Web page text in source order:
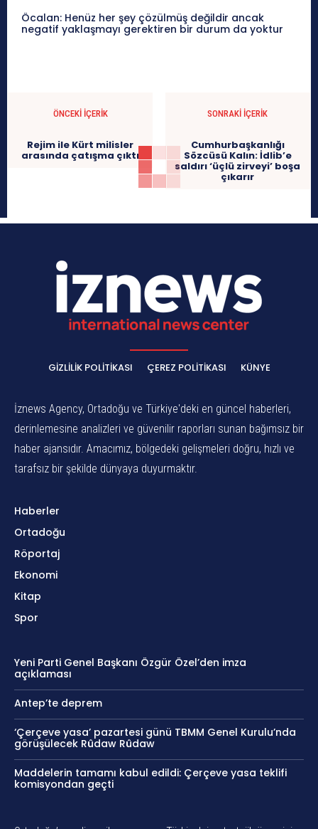
Öcalan: Henüz her şey çözülmüş değildir ancak
negatif yaklaşmayı gerektiren bir durum da yoktur
ÖNCEKI İÇERIK
Rejim ile Kürt milisler
arasında çatışma çıktı
SONRAKI İÇERIK
Cumhurbaşkanlığı
Sözcüsü Kalın: İdlib’e
saldırı ‘üçlü zirveyi’ boşa
çıkarır
GIZLILIK POLITIKASI ÇEREZ POLITIKASI KÜNYE
İznews Agency, Ortadoğu ve Türkiye'deki en güncel haberleri,
derinlemesine analizleri ve güvenilir raporları sunan bağımsız bir
haber ajansıdır. Amacımız, bölgedeki gelişmeleri doğru, hızlı ve
tarafsız bir şekilde dünyaya duyurmaktır.
Haberler
Ortadoğu
Röportaj
Ekonomi
Kitap
Spor
Yeni Parti Genel Başkanı Özgür Özel’den imza
açıklaması
Antep’te deprem
‘Çerçeve yasa’ pazartesi günü TBMM Genel Kurulu’nda
görüşülecek Rûdaw Rûdaw
Maddelerin tamamı kabul edildi: Çerçeve yasa teklifi
komisyondan geçti